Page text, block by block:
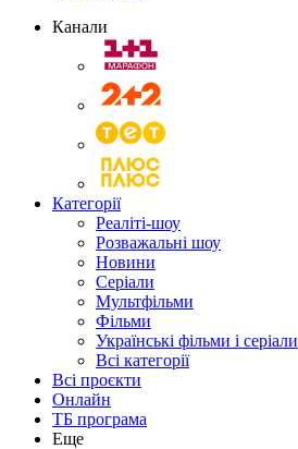
Канали
Категорії
Реаліті-шоу
Розважальні шоу
Новини
Серіали
Мультфільми
Фільми
Українські фільми і серіали
Всі категорії
Всі проєкти
Онлайн
ТБ програма
Еще